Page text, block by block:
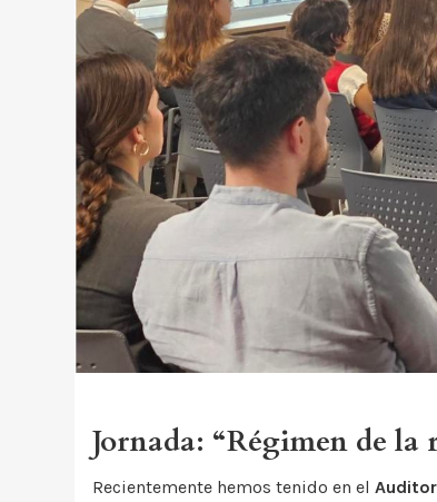
Jornada: “Régimen de
Recientemente hemos tenido en el